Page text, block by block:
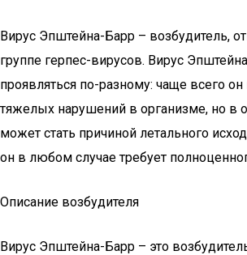
Вирус Эпштейна-Барр – возбудитель,
группе герпес-вирусов. Вирус
проявляться по-разному: чаще всего
тяжелых нарушений в организме, но в
может стать причиной летального
он в любом случае требует
Описание возбудителя
Вирус Эпштейна-Барр – это